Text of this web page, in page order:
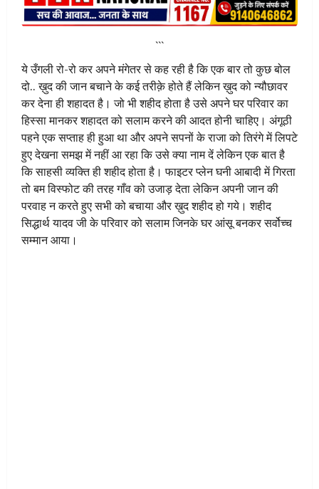
```
ये उँगली रो-रो कर अपने मंगेतर से कह रही है कि एक बार तो कुछ बोल
दो.. ख़ुद की जान बचाने के कई तरीक़े होते हैं लेकिन ख़ुद को न्यौछावर
कर देना ही शहादत है। जो भी शहीद होता है उसे अपने घर परिवार का
हिस्सा मानकर शहादत को सलाम करने की आदत होनी चाहिए। अंगूठी
पहने एक सप्ताह ही हुआ था और अपने सपनों के राजा को तिरंगे में लिपटे
हुए देखना समझ में नहीं आ रहा कि उसे क्या नाम दें लेकिन एक बात है
कि साहसी व्यक्ति ही शहीद होता है। फाइटर प्लेन घनी आबादी में गिरता
तो बम विस्फोट की तरह गाँव को उजाड़ देता लेकिन अपनी जान की
परवाह न करते हुए सभी को बचाया और ख़ुद शहीद हो गये। शहीद
सिद्धार्थ यादव जी के परिवार को सलाम जिनके घर आंसू बनकर सर्वोच्च
सम्मान आया।